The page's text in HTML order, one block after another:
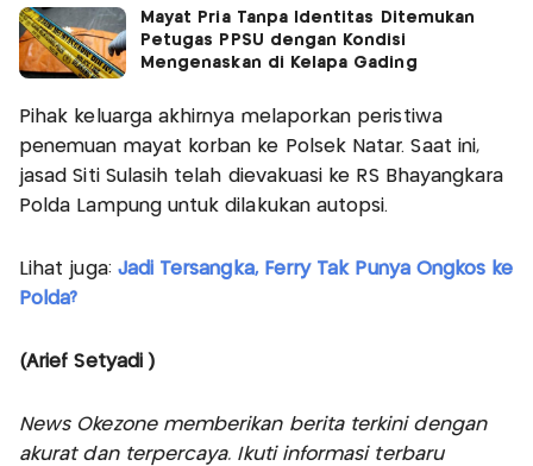
Mayat Pria Tanpa Identitas Ditemukan
Petugas PPSU dengan Kondisi
Mengenaskan di Kelapa Gading
Pihak keluarga akhirnya melaporkan peristiwa
penemuan mayat korban ke Polsek Natar. Saat ini,
jasad Siti Sulasih telah dievakuasi ke RS Bhayangkara
Polda Lampung untuk dilakukan autopsi.
Lihat juga: Jadi Tersangka, Ferry Tak Punya Ongkos ke
Polda?
(Arief Setyadi )
News Okezone memberikan berita terkini dengan
akurat dan terpercaya. Ikuti informasi terbaru